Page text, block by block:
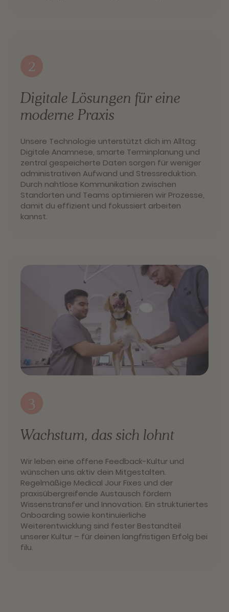
2
Digitale Lösungen für eine
moderne Praxis
Unsere Technologie unterstützt dich im Alltag:
Digitale Anamnese, smarte Terminplanung und
zentral gespeicherte Daten sorgen für weniger
administrativen Aufwand und Stressreduktion.
Durch nahtlose Kommunikation zwischen
Standorten und Teams optimieren wir Prozesse,
damit du effizient und fokussiert arbeiten
kannst.
3
Wachstum, das sich lohnt
Wir leben eine offene Feedback-Kultur und
wünschen uns aktiv dein Mitgestalten.
Regelmäßige Medical Jour Fixes und der
praxisübergreifende Austausch fördern
Wissenstransfer und Innovation. Ein strukturiertes
Onboarding sowie kontinuierliche
Weiterentwicklung sind fester Bestandteil
unserer Kultur – für deinen langfristigen Erfolg bei
filu.